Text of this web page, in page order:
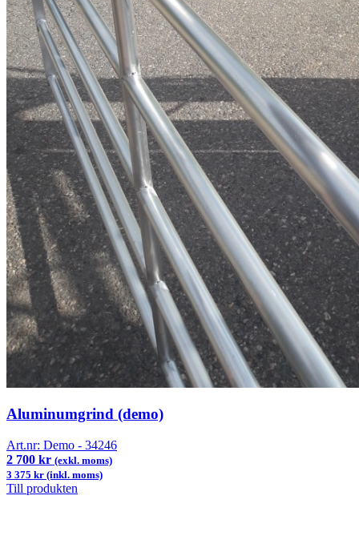
Aluminumgrind (demo)
Art.nr: Demo - 34246
2 700 kr (exkl. moms)
3 375 kr (inkl. moms)
Till produkten